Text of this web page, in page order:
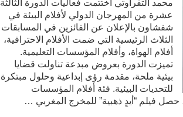
محمد التفراوتي اختتمت فعاليات الدورة الثالثة
عشرة من المهرجان الدولي لأفلام البيئة في
شفشاون بالإعلان عن الفائزين في المسابقات
الثلاث الرئيسية التي ضمت الأفلام الاحترافية،
أفلام الهواة، وأفلام المؤسسات التعليمية.
تميزت الدورة بعروض مبدعة تناولت قضايا
بيئية ملحة، مقدمة رؤى إبداعية وحلول مبتكرة
للتحديات البيئية. فئة أفلام المؤسسات
حصل فيلم “أيدٍ ذهبية” للمخرج المغربي …